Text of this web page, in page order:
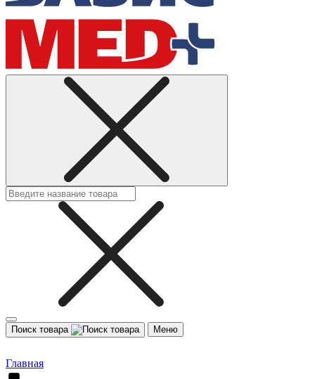
Поиск товара Меню
Главная